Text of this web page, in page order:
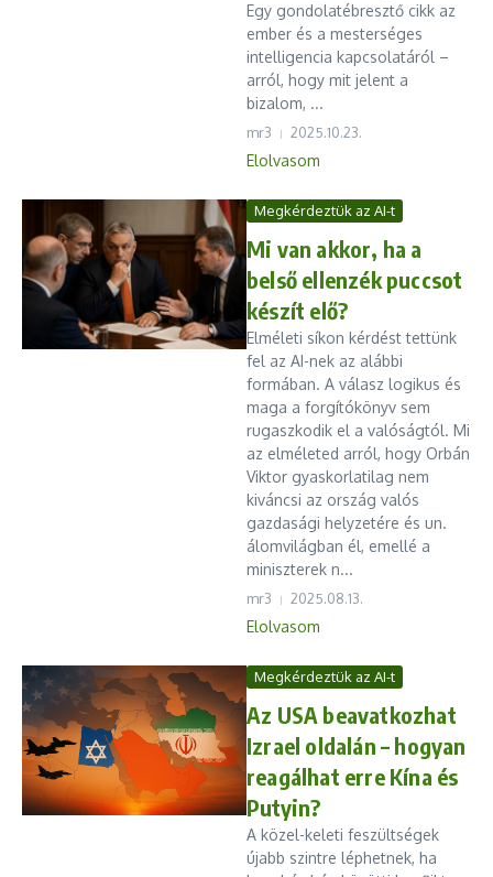
Egy gondolatébresztő cikk az
ember és a mesterséges
intelligencia kapcsolatáról –
arról, hogy mit jelent a
bizalom, ...
mr3 2025.10.23.
Elolvasom
Megkérdeztük az AI-t
Mi van akkor, ha a
belső ellenzék puccsot
készít elő?
Elméleti síkon kérdést tettünk
fel az AI-nek az alábbi
formában. A válasz logikus és
maga a forgítókönyv sem
rugaszkodik el a valóságtól. Mi
az elméleted arról, hogy Orbán
Viktor gyaskorlatilag nem
kiváncsi az ország valós
gazdasági helyzetére és un.
álomvilágban él, emellé a
miniszterek n...
mr3 2025.08.13.
Elolvasom
Megkérdeztük az AI-t
Az USA beavatkozhat
Izrael oldalán – hogyan
reagálhat erre Kína és
Putyin?
A közel-keleti feszültségek
újabb szintre léphetnek, ha